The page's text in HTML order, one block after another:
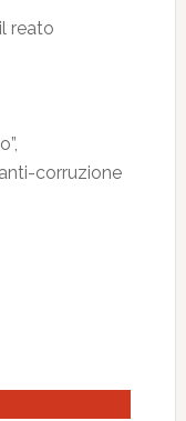
reato
corruzione